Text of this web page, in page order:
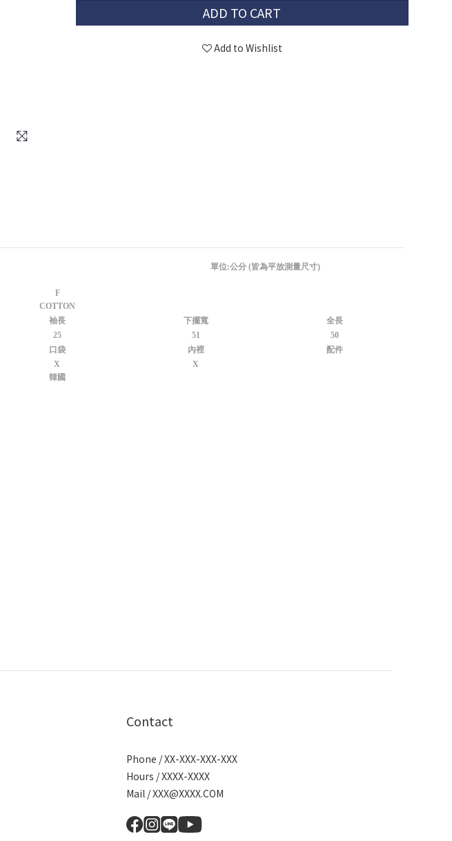
ADD TO CART
Add to Wishlist
單位:公分 (皆為平放測量尺寸)
F
COTTON
袖長 下擺寬
全長
25 51
50
口袋 內裡
配件
X
X
韓國
Contact
Phone / XX-XXX-XXX-XXX
Hours / XXXX-XXXX
Mail / XXX@XXXX.COM